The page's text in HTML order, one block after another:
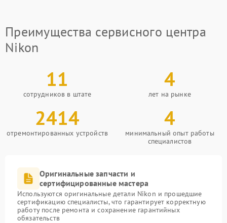
Преимущества сервисного центра
Nikon
11
сотрудников в штате
4
лет на рынке
2414
отремонтированных устройств
4
минимальный опыт работы
специалистов
Оригинальные запчасти и
сертифицированные мастера
Используются оригинальные детали Nikon и прошедшие
сертификацию специалисты, что гарантирует корректную
работу после ремонта и сохранение гарантийных
обязательств